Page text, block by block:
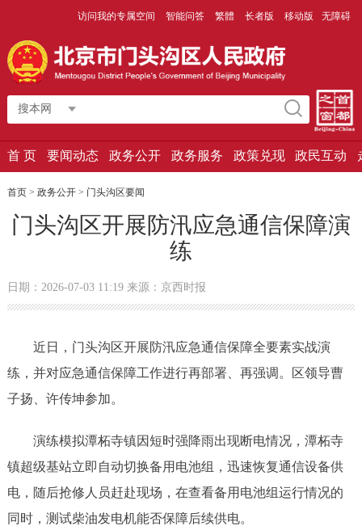
访问我的专属空间 智能问答 繁體 长者版 移动版 无障碍
搜本网
首 页 要闻动态 政务公开 政务服务 政策兑现 政民互动
首页> 政务公开> 门头沟区要闻
门头沟区开展防汛应急通信保障演
练
日期：2026-07-03 11:19 来源：京西时报
近日，门头沟区开展防汛应急通信保障全要素实战演
练，并对应急通信保障工作进行再部署、再强调。区领导曹
子扬、许传坤参加。
演练模拟潭柘寺镇因短时强降雨出现断电情况，潭柘寺
镇超级基站立即自动切换备用电池组，迅速恢复通信设备供
电，随后抢修人员赶赴现场，在查看备用电池组运行情况的
同时，测试柴油发电机能否保障后续供电。